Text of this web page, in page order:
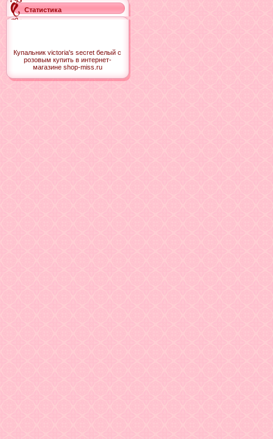
Статистика
Купальник victoria's secret белый с
розовым купить в интернет-
магазине shop-miss.ru